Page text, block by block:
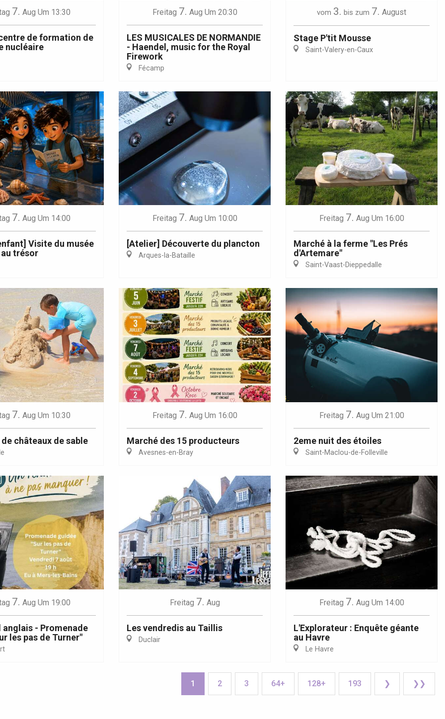
7. Aug Um 13:30
de formation de
nucléaire
Freitag 7. Aug Um 20:30
LES MUSICALES DE NORMANDIE
- Haendel, music for the Royal
Firework
Fécamp
vom 3. bis zum 7. August
Stage P'tit Mousse
Saint-Valery-en-Caux
7. Aug Um 14:00
Visite du musée
trésor
Freitag 7. Aug Um 10:00
[Atelier] Découverte du plancton
Arques-la-Bataille
Freitag 7. Aug Um 16:00
Marché à la ferme "Les Prés
d'Artemare"
Saint-Vaast-Dieppedalle
7. Aug Um 10:30
châteaux de sable
Freitag 7. Aug Um 16:00
Marché des 15 producteurs
Avesnes-en-Bray
Freitag 7. Aug Um 21:00
2eme nuit des étoiles
Saint-Maclou-de-Folleville
7. Aug Um 19:00
anglais - Promenade
les pas de Turner"
Freitag 7. Aug
Les vendredis au Taillis
Duclair
Freitag 7. Aug Um 14:00
L'Explorateur : Enquête géante
au Havre
Le Havre
1 2 3 64+ 128+ 193 ❯ ❯❯